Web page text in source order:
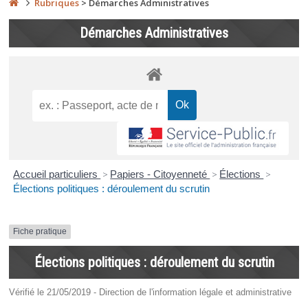
Rubriques > Démarches Administratives
Démarches Administratives
Accueil particuliers > Papiers - Citoyenneté > Élections >
Élections politiques : déroulement du scrutin
Fiche pratique
Élections politiques : déroulement du scrutin
Vérifié le 21/05/2019 - Direction de l'information légale et administrative